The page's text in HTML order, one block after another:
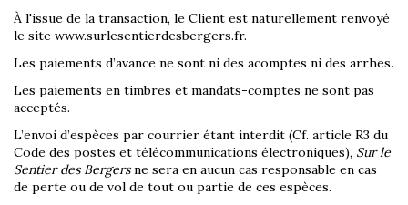
À l'issue de la transaction, le Client est naturellement renvoyé
le site www.surlesentierdesbergers.fr.
Les paiements d’avance ne sont ni des acomptes ni des arrhes.
Les paiements en timbres et mandats-comptes ne sont pas
acceptés.
L’envoi d’espèces par courrier étant interdit (Cf. article R3 du
Code des postes et télécommunications électroniques), Sur le
Sentier des Bergersne sera en aucun cas responsable en cas
de perte ou de vol de tout ou partie de ces espèces.